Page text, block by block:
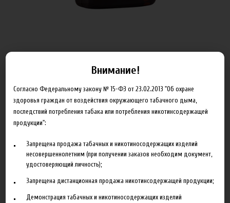
Артикул: m_traditional_18_100
В корзину
Добавить в сравнение
Внимание!
Согласно Федеральному закону № 15-ФЗ от 23.02.2013 "Об охране
здоровья граждан от воздействия окружающего табачного дыма,
последствий потребления табака или потребления никотинсодержащей
продукции":
Запрещена продажа табачных и никотиносодержащих изделий
несовершеннолетним (при получении заказов необходим документ,
удостоверяющий личность);
Запрещена дистанционная продажа никотинсодержащей продукции;
Демонстрация табачных и никотиносодержащих изделий